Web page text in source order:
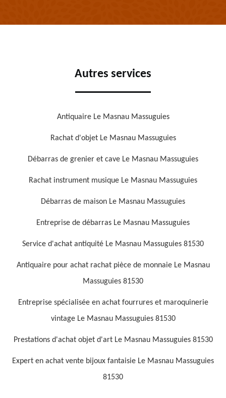
Autres services
Antiquaire Le Masnau Massuguies
Rachat d'objet Le Masnau Massuguies
Débarras de grenier et cave Le Masnau Massuguies
Rachat instrument musique Le Masnau Massuguies
Débarras de maison Le Masnau Massuguies
Entreprise de débarras Le Masnau Massuguies
Service d'achat antiquité Le Masnau Massuguies 81530
Antiquaire pour achat rachat pièce de monnaie Le Masnau
Massuguies 81530
Entreprise spécialisée en achat fourrures et maroquinerie
vintage Le Masnau Massuguies 81530
Prestations d'achat objet d'art Le Masnau Massuguies 81530
Expert en achat vente bijoux fantaisie Le Masnau Massuguies
81530